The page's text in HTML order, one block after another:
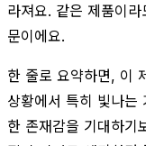
라져요. 같은 제품이
문이에요.
한 줄로 요약하면, 이
상황에서 특히 빛나는
한 존재감을 기대하기